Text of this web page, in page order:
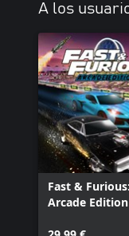
A los
Fast & Furious:
Arcade Edition